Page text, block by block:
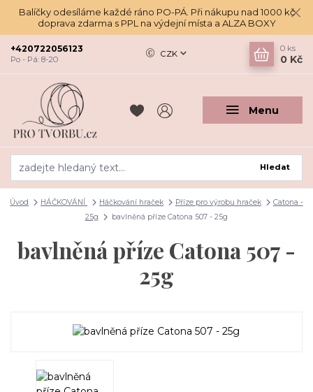
Balíčky odesíláme každé ráno PO-PÁ. Při nákupu nad 1000 kč
doprava zdarma s PPL na výdejní místa a ALZA BOXY
Menu
CZK
Hledat
+420722056123
Po - Pá: 8-20
0 ks
0 Kč
Úvod HÁČKOVÁNÍ Háčkování hraček Příze pro výrobu hraček
Catona -
25g
bavlněná příze Catona 507 - 25g
bavlněná příze Catona 507 -
25g